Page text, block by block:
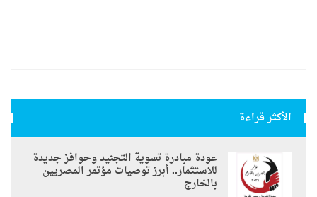
الأكثر قراءة
عودة مبادرة تسوية التجنيد وحوافز جديدة
للاستثمار.. أبرز توصيات مؤتمر المصريين
بالخارج